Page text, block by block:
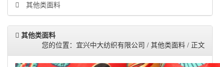
其他类面料
其他类面料
您的位置：宜兴中大纺织有限公司 / 其他类面料 / 正文